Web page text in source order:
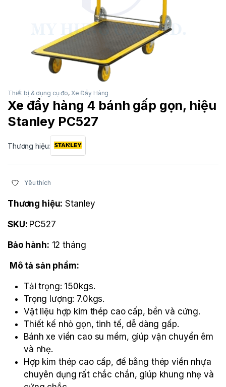
Thiết bị & dụng cụ đo, Xe Đẩy Hàng
Xe đẩy hàng 4 bánh gấp gọn, hiệu
Stanley PC527
Thương hiệu:
Yêu thích
Thương hiệu: Stanley
SKU: PC527
Bảo hành: 12 tháng
Mô tả sản phẩm:
Tải trọng: 150kgs.
Trọng lượng: 7.0kgs.
Vật liệu hợp kim thép cao cấp, bền và cứng.
Thiết kế nhỏ gọn, tinh tế, dễ dàng gấp.
Bánh xe viền cao su mềm, giúp vận chuyển êm
và nhẹ.
Hợp kim thép cao cấp, đế bằng thép viền nhựa
chuyên dụng rất chắc chắn, giúp khung nhẹ và